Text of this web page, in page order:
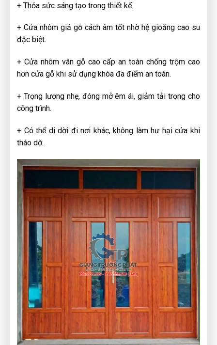
+ Thỏa sức sáng tạo trong thiết kế.
+ Cửa nhôm giả gỗ cách âm tốt nhờ hệ gioăng cao su
đặc biệt.
+ Cửa nhôm vân gỗ cao cấp an toàn chống trộm cao
hơn cửa gỗ khi sử dụng khóa đa điểm an toàn.
+ Trọng lượng nhẹ, đóng mở êm ái, giảm tải trọng cho
công trình.
+ Có thể di dời đi nơi khác, không làm hư hại cửa khi
tháo dỡ.